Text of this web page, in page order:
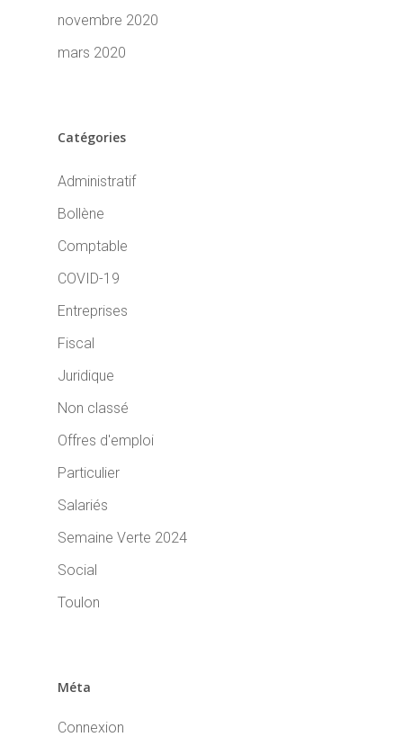
novembre 2020
mars 2020
Catégories
Administratif
Bollène
Comptable
COVID-19
Entreprises
Fiscal
Juridique
Non classé
Offres d'emploi
Particulier
Salariés
Semaine Verte 2024
Social
Toulon
Méta
Connexion